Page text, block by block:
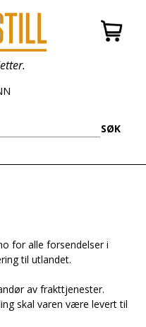
SØK
for alle forsendelser i
til utlandet.
av frakttjenester.
skal varen være levert til